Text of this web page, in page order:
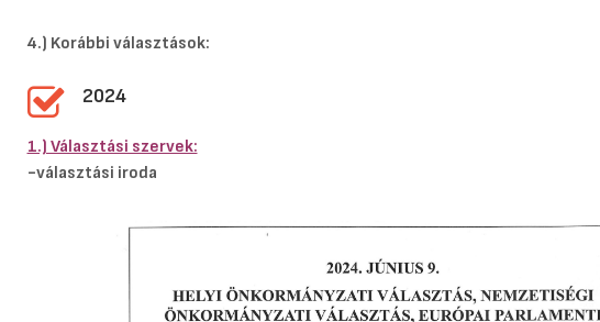
4.) Korábbi választások:
2024
1.) Választási szervek:
-választási iroda